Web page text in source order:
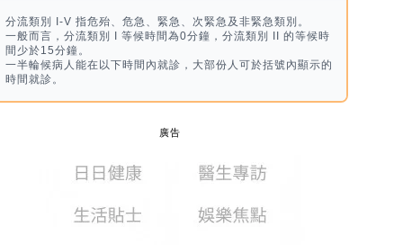
分流類別 I-V 指危殆、危急、緊急、次緊急及非緊急類別。
一般而言，分流類別 I 等候時間為0分鐘，分流類別 II 的等候時
間少於15分鐘。
一半輪候病人能在以下時間內就診，大部份人可於括號內顯示的
時間就診。
廣告